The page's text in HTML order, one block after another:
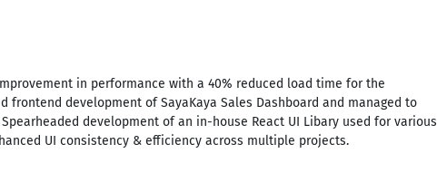
in performance with a 40% reduced load time for the
development of SayaKaya Sales Dashboard and managed to
development of an in-house React UI Libary used for various
UI consistency & efficiency across multiple projects.